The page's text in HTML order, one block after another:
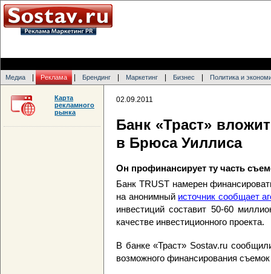
Медиа Реклама Брендинг Маркетинг Бизнес Политика и
02.09.2011
Банк «Траст»
в Брюса Уиллиса
Он профинансирует ту часть
Банк TRUST намерен
на анонимный источник сообщает
инвестиций составит 50-60
качестве инвестиционного проекта.
В банке «Траст» Sostav.ru
возможного финансирования
Карта
рекламного
рынка